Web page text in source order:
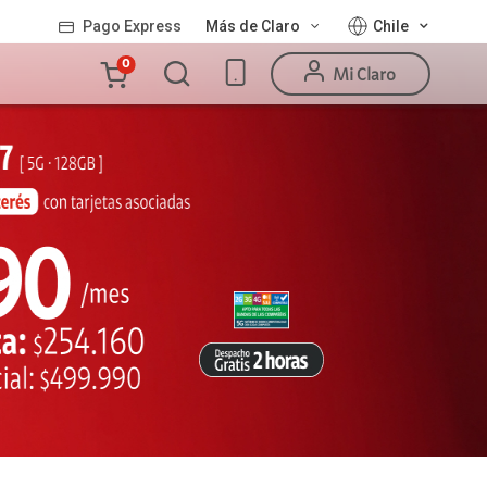
Pago Express Más de Claro Chile
Mi Claro
Carro
la
0